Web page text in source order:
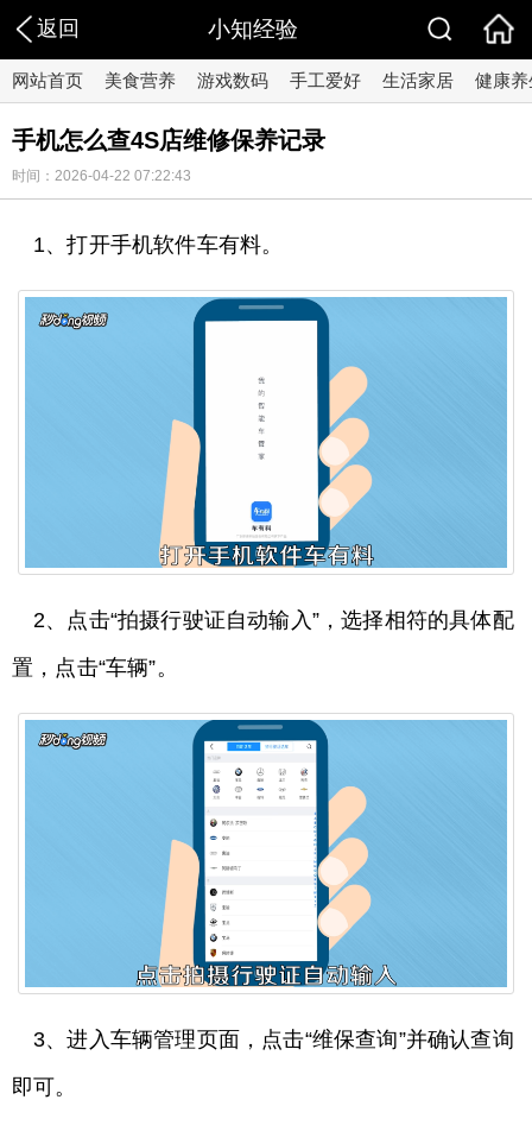
返回 小知经验
网站首页 美食营养 游戏数码 手工爱好 生活家居 健康养
手机怎么查4S店维修保养记录
时间：2026-04-22 07:22:43
1、打开手机软件车有料。
2、点击“拍摄行驶证自动输入”，选择相符的具体配
置，点击“车辆”。
3、进入车辆管理页面，点击“维保查询”并确认查询
即可。